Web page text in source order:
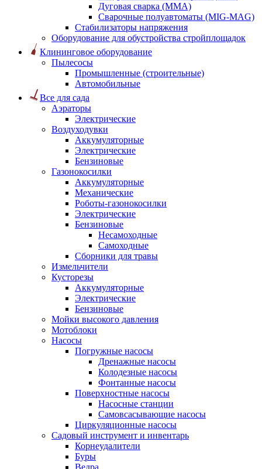
Дуговая сварка (ММА)
Сварочные полуавтоматы (MIG-MAG)
Стабилизаторы напряжения
Оборудование для обустройства стройплощадок
Клининговое оборудование
Пылесосы
Промышленные (строительные)
Автомобильные
Все для сада
Аэраторы
Электрические
Воздуходувки
Аккумуляторные
Электрические
Бензиновые
Газонокосилки
Аккумуляторные
Механические
Роботы-газонокосилки
Электрические
Бензиновые
Несамоходные
Самоходные
Сборники для травы
Измельчители
Кусторезы
Аккумуляторные
Электрические
Бензиновые
Мойки высокого давления
Мотоблоки
Насосы
Погружные насосы
Дренажные насосы
Колодезные насосы
Фонтанные насосы
Поверхностные насосы
Насосные станции
Самовсасывающие насосы
Циркуляционные насосы
Садовый инструмент и инвентарь
Корнеудалители
Буры
Ведра